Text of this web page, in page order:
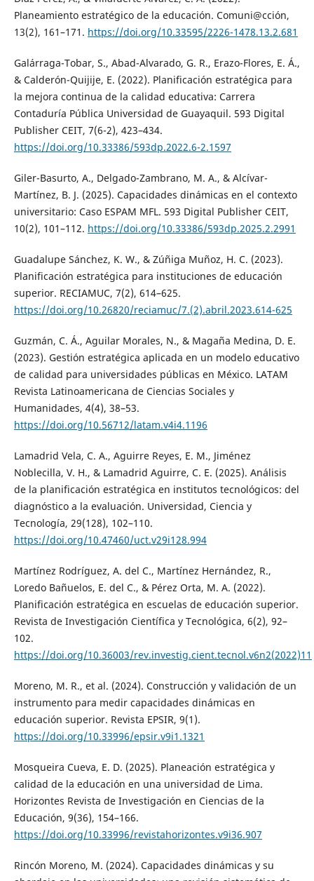
Planeamiento estratégico de la educación. Comuni@cción,
13(2), 161–171. https://doi.org/10.33595/2226-1478.13.2.681
Galárraga-Tobar, S., Abad-Alvarado, G. R., Erazo-Flores, E. Á.,
& Calderón-Quijije, E. (2022). Planificación estratégica para
la mejora continua de la calidad educativa: Carrera
Contaduría Pública Universidad de Guayaquil. 593 Digital
Publisher CEIT, 7(6-2), 423–434.
https://doi.org/10.33386/593dp.2022.6-2.1597
Giler-Basurto, A., Delgado-Zambrano, M. A., & Alcívar-
Martínez, B. J. (2025). Capacidades dinámicas en el contexto
universitario: Caso ESPAM MFL. 593 Digital Publisher CEIT,
10(2), 101–112. https://doi.org/10.33386/593dp.2025.2.2991
Guadalupe Sánchez, K. W., & Zúñiga Muñoz, H. C. (2023).
Planificación estratégica para instituciones de educación
superior. RECIAMUC, 7(2), 614–625.
https://doi.org/10.26820/reciamuc/7.(2).abril.2023.614-625
Guzmán, C. Á., Aguilar Morales, N., & Magaña Medina, D. E.
(2023). Gestión estratégica aplicada en un modelo educativo
de calidad para universidades públicas en México. LATAM
Revista Latinoamericana de Ciencias Sociales y
Humanidades, 4(4), 38–53.
https://doi.org/10.56712/latam.v4i4.1196
Lamadrid Vela, C. A., Aguirre Reyes, E. M., Jiménez
Noblecilla, V. H., & Lamadrid Aguirre, C. E. (2025). Análisis
de la planificación estratégica en institutos tecnológicos: del
diagnóstico a la evaluación. Universidad, Ciencia y
Tecnología, 29(128), 102–110.
https://doi.org/10.47460/uct.v29i128.994
Martínez Rodríguez, A. del C., Martínez Hernández, R.,
Loredo Bañuelos, E. del C., & Pérez Orta, M. A. (2022).
Planificación estratégica en escuelas de educación superior.
Revista de Investigación Científica y Tecnológica, 6(2), 92–
102.
https://doi.org/10.36003/rev.investig.cient.tecnol.v6n2(2022)11
Moreno, M. R., et al. (2024). Construcción y validación de un
instrumento para medir capacidades dinámicas en
educación superior. Revista EPSIR, 9(1).
https://doi.org/10.33996/epsir.v9i1.1321
Mosqueira Cueva, E. D. (2025). Planeación estratégica y
calidad de la educación en una universidad de Lima.
Horizontes Revista de Investigación en Ciencias de la
Educación, 9(36), 154–166.
https://doi.org/10.33996/revistahorizontes.v9i36.907
Rincón Moreno, M. (2024). Capacidades dinámicas y su